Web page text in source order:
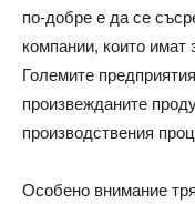
по-добре е да се
компании, които имат
Големите
произвежданите
производствения
Особено внимание